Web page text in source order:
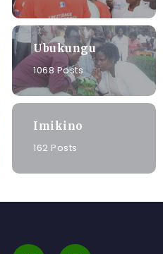
Ubukungu
1068 Posts
Imikino
162 Posts